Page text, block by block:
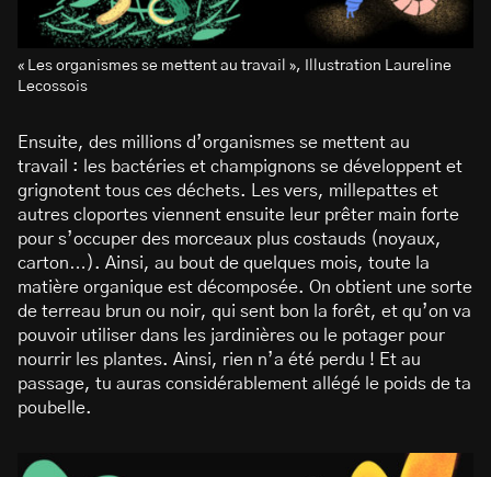
« Les organismes se mettent au travail », Illustration Laureline
Lecossois
Ensuite, des millions d’organismes se mettent au
travail : les bactéries et champignons se développent et
grignotent tous ces déchets. Les vers, millepattes et
autres cloportes viennent ensuite leur prêter main forte
pour s’occuper des morceaux plus costauds (noyaux,
carton…). Ainsi, au bout de quelques mois, toute la
matière organique est décomposée. On obtient une sorte
de terreau brun ou noir, qui sent bon la forêt, et qu’on va
pouvoir utiliser dans les jardinières ou le potager pour
nourrir les plantes. Ainsi, rien n’a été perdu ! Et au
passage, tu auras considérablement allégé le poids de ta
poubelle.